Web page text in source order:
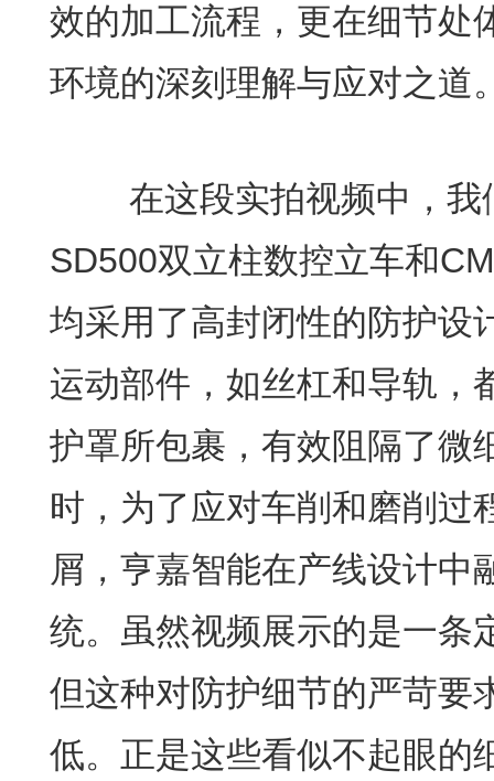
效的加工流程，更在细节处
环境的深刻理解与应对之道
在这段实拍视频中，我
SD500双立柱数控立车和
均采用了高封闭性的防护设
运动部件，如丝杠和导轨，
护罩所包裹，有效阻隔了微
时，为了应对车削和磨削过
屑，亨嘉智能在产线设计中
统。虽然视频展示的是一条
但这种对防护细节的严苛要
低。正是这些看似不起眼的